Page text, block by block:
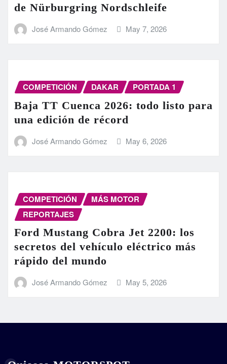
de Nürburgring Nordschleife
José Armando Gómez May 7, 2026
COMPETICIÓN DAKAR PORTADA 1
Baja TT Cuenca 2026: todo listo para
una edición de récord
José Armando Gómez May 6, 2026
COMPETICIÓN
MÁS MOTOR
REPORTAJES
Ford Mustang Cobra Jet 2200: los
secretos del vehículo eléctrico más
rápido del mundo
José Armando Gómez May 5, 2026